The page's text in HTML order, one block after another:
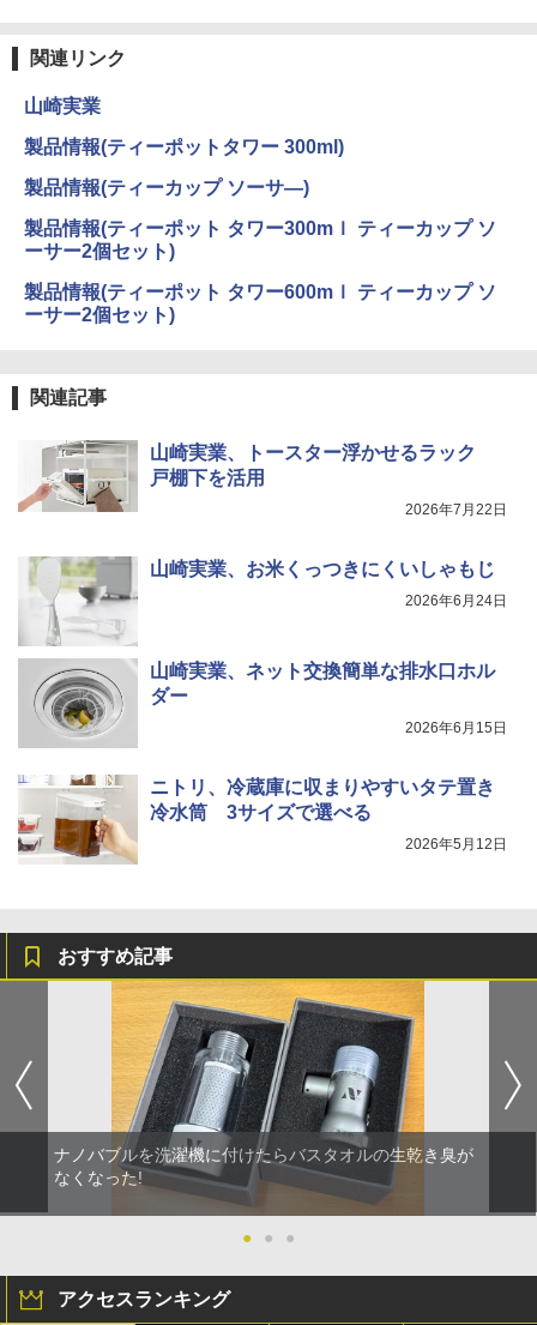
関連リンク
山崎実業
製品情報(ティーポットタワー 300ml)
製品情報(ティーカップ ソーサ—)
製品情報(ティーポット タワー300mｌ ティーカップ ソ
ーサー2個セット)
製品情報(ティーポット タワー600mｌ ティーカップ ソ
ーサー2個セット)
関連記事
山崎実業、トースター浮かせるラック
戸棚下を活用
2026年7月22日
山崎実業、お米くっつきにくいしゃもじ
2026年6月24日
山崎実業、ネット交換簡単な排水口ホル
ダー
2026年6月15日
ニトリ、冷蔵庫に収まりやすいタテ置き
冷水筒 3サイズで選べる
2026年5月12日
おすすめ記事
ナノバブルを洗濯機に付けたらバスタオルの生乾き臭が
なくなった!
● ● ●
アクセスランキング